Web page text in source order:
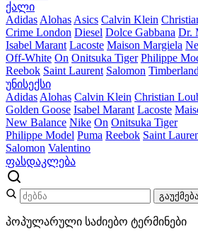
ქალი
Adidas Alohas Asics Calvin Klein
Crime London Diesel Dolce Gabbana Dr.
Isabel Marant Lacoste Maison Margiela
Off-White On Onitsuka Tiger Philippe
Reebok Saint Laurent Salomon Timberland
უნისექსი
Adidas Alohas Calvin Klein Christian
Golden Goose Isabel Marant Lacoste
New Balance Nike On Onitsuka Tiger
Philippe Model Puma Reebok Saint
Salomon Valentino
ფასდაკლება
გაუქმება
პოპულარული საძიებო ტერმინები